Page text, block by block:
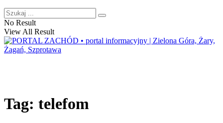
No Result
View All Result
Tag: telefom